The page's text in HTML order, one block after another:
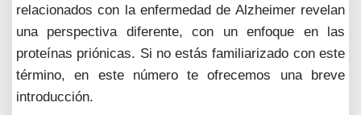
relacionados con la enfermedad de Alzheimer revelan
una perspectiva diferente, con un enfoque en las
proteínas priónicas. Si no estás familiarizado con este
término, en este número te ofrecemos una breve
introducción.